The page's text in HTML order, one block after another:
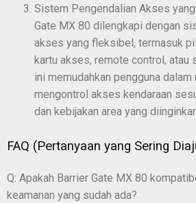
Sistem Pengendalian Akses
Gate MX 80 dilengkapi dengan
akses yang fleksibel, termasuk
kartu akses, remote control, atau
ini memudahkan pengguna dalam
mengontrol akses kendaraan
dan kebijakan area yang
FAQ (Pertanyaan yang Sering
Q: Apakah Barrier Gate MX 80
keamanan yang sudah ada?